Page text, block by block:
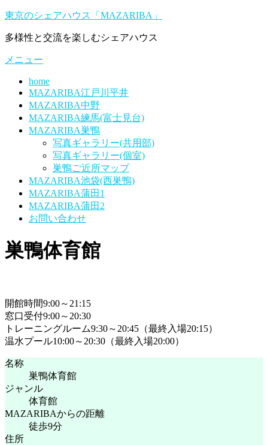
コ
テ
ツ
東京のシェアハウス「MAZARIBA」
多様性と交流を楽しむシェアハウス
メニュー
home
MAZARIBA江戸川平井
MAZARIBA中野
MAZARIBA練馬(富士見台)
MAZARIBA巣鴨
写真ギャラリー(共用部)
写真ギャラリー(個室)
巣鴨ご近所マップ
MAZARIBA池袋(西巣鴨)
MAZARIBA蒲田1
MAZARIBA蒲田2
お問い合わせ
巣鴨体育館
開館時間9:00～21:15
窓口受付9:00～20:30
トレーニングルーム9:30～20:45（最終入場20:15）
温水プール10:00～20:30（最終入場20:00）
名称
巣鴨体育館
ジャンル
体育館
MAZARIBAからの距離
徒歩9分
住所